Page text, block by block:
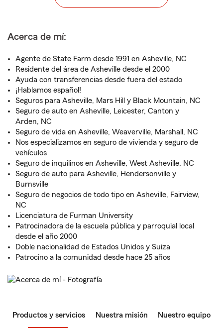
Acerca de mí:
Agente de State Farm desde 1991 en Asheville, NC
Residente del área de Asheville desde el 2000
Ayuda con transferencias desde fuera del estado
¡Hablamos español!
Seguros para Asheville, Mars Hill y Black Mountain, NC
Seguro de auto en Asheville, Leicester, Canton y
Arden, NC
Seguro de vida en Asheville, Weaverville, Marshall, NC
Nos especializamos en seguro de vivienda y seguro de
vehículos
Seguro de inquilinos en Asheville, West Asheville, NC
Seguro de auto para Asheville, Hendersonville y
Burnsville
Seguro de negocios de todo tipo en Asheville, Fairview,
NC
Licenciatura de Furman University
Patrocinadora de la escuela pública y parroquial local
desde el año 2000
Doble nacionalidad de Estados Unidos y Suiza
Patrocino a la comunidad desde hace 25 años
Productos y servicios Nuestra misión Nuestro equipo